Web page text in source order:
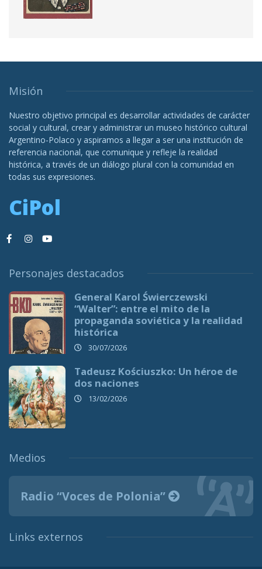
Misión
Nuestro objetivo principal es desarrollar actividades de carácter
social y cultural, crear y administrar un museo histórico cultural
Argentino-Polaco y aspiramos a llegar a ser una institución de
referencia nacional, que comunique y refleje la realidad
histórica, a través de un diálogo plural con la comunidad en
todas sus expresiones.
CiPol
Personajes destacados
General Karol Świerczewski
“Walter”: entre el mito de la
propaganda soviética y la realidad
histórica
30/07/2026
Tadeusz Kościuszko: Un héroe de
dos naciones
13/02/2026
Medios
Radio “Voces de Polonia”
Links externos